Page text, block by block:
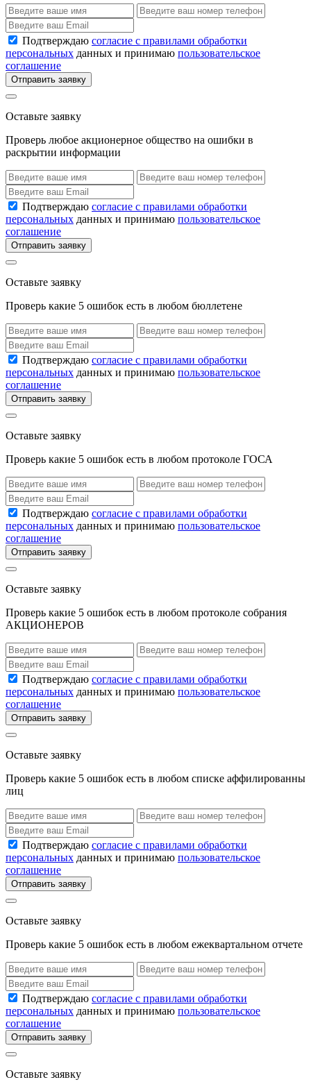
Подтверждаю согласие с правилами обработки
персональных данных и принимаю пользовательское
соглашение
Отправить заявку
Оставьте заявку
Проверь любое акционерное общество на ошибки в
раскрытии информации
Подтверждаю согласие с правилами обработки
персональных данных и принимаю пользовательское
соглашение
Отправить заявку
Оставьте заявку
Проверь какие 5 ошибок есть в любом бюллетене
Подтверждаю согласие с правилами обработки
персональных данных и принимаю пользовательское
соглашение
Отправить заявку
Оставьте заявку
Проверь какие 5 ошибок есть в любом протоколе ГОСА
Подтверждаю согласие с правилами обработки
персональных данных и принимаю пользовательское
соглашение
Отправить заявку
Оставьте заявку
Проверь какие 5 ошибок есть в любом протоколе собрания
АКЦИОНЕРОВ
Подтверждаю согласие с правилами обработки
персональных данных и принимаю пользовательское
соглашение
Отправить заявку
Оставьте заявку
Проверь какие 5 ошибок есть в любом списке аффилированны
лиц
Подтверждаю согласие с правилами обработки
персональных данных и принимаю пользовательское
соглашение
Отправить заявку
Оставьте заявку
Проверь какие 5 ошибок есть в любом ежеквартальном отчете
Подтверждаю согласие с правилами обработки
персональных данных и принимаю пользовательское
соглашение
Отправить заявку
Оставьте заявку